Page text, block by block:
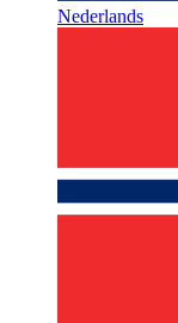
Nederlands